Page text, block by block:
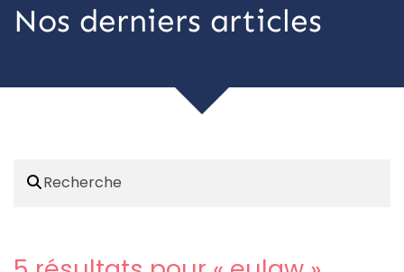
Nos derniers articles